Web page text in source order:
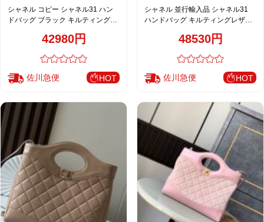
シャネル コピー シャネル31 ハン
ドバッグ ブラック キルティングレ
42980円
佐川急便 HOT
シャネル 並行輸入品 シャネル31
ハンドバッグ キルティングレザー
48530円
佐川急便 HOT